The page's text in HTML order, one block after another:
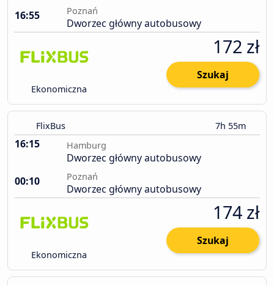
16:55
Poznań
Dworzec główny autobusowy
Ekonomiczna
172 zł
Szukaj
FlixBus 7h 55m
16:15 Hamburg
Dworzec główny autobusowy
00:10
Poznań
Dworzec główny autobusowy
Ekonomiczna
174 zł
Szukaj